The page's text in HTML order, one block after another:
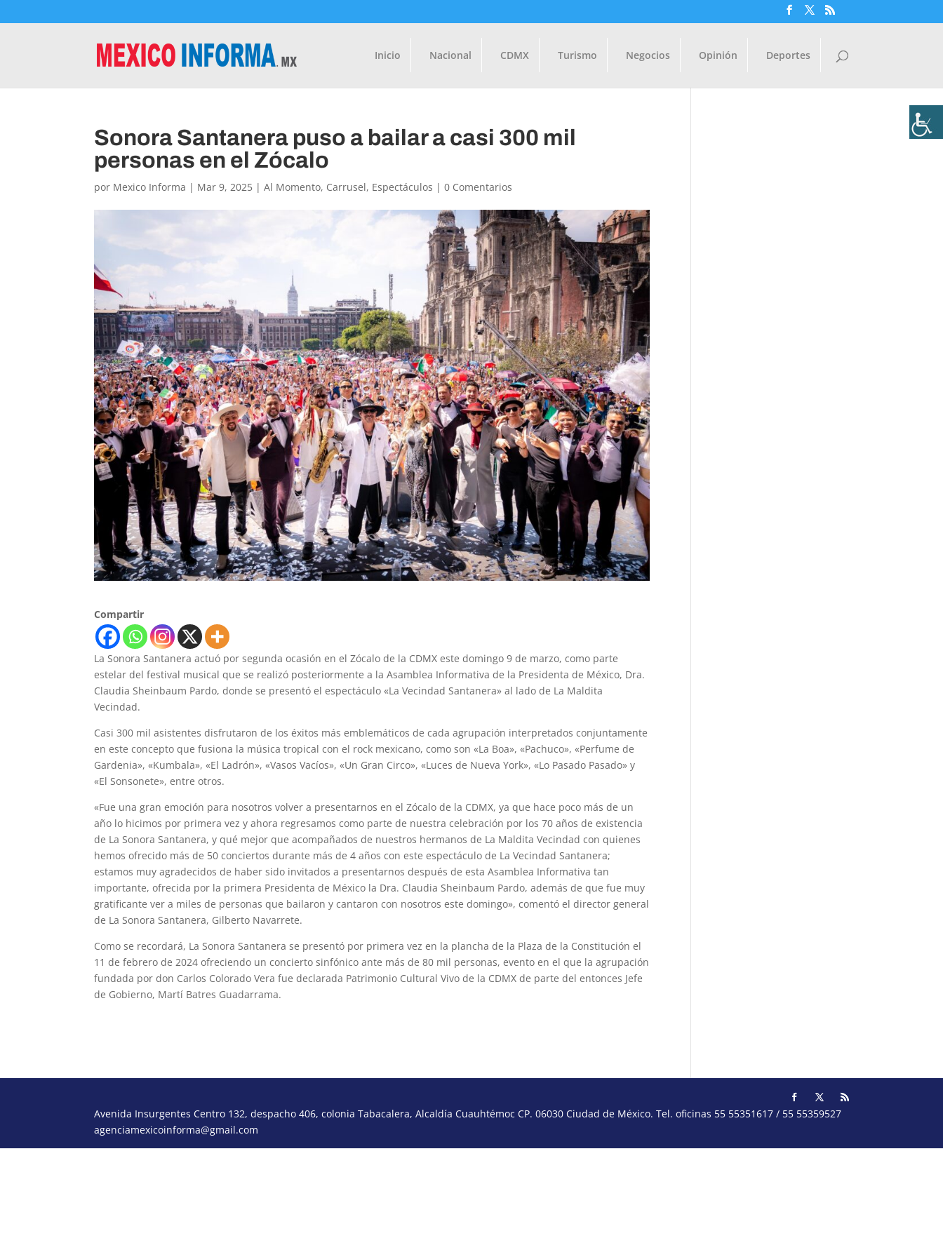
Inicio Nacional CDMX Turismo Negocios Opinión Deportes
Sonora Santanera puso a bailar a casi 300 mil
personas en el Zócalo
por Mexico Informa | Mar 9, 2025 |Al Momento, Carrusel, Espectáculos |0 Comentarios
Compartir
La Sonora Santanera actuó por segunda ocasión en el Zócalo de la CDMX este domingo 9 de marzo, como parte
estelar del festival musical que se realizó posteriormente a la Asamblea Informativa de la Presidenta de México, Dra.
Claudia Sheinbaum Pardo, donde se presentó el espectáculo «La Vecindad Santanera» al lado de La Maldita
Vecindad.
Casi 300 mil asistentes disfrutaron de los éxitos más emblemáticos de cada agrupación interpretados conjuntamente
en este concepto que fusiona la música tropical con el rock mexicano, como son «La Boa», «Pachuco», «Perfume de
Gardenia», «Kumbala», «El Ladrón», «Vasos Vacíos», «Un Gran Circo», «Luces de Nueva York», «Lo Pasado Pasado» y
«El Sonsonete», entre otros.
«Fue una gran emoción para nosotros volver a presentarnos en el Zócalo de la CDMX, ya que hace poco más de un
año lo hicimos por primera vez y ahora regresamos como parte de nuestra celebración por los 70 años de existencia
de La Sonora Santanera, y qué mejor que acompañados de nuestros hermanos de La Maldita Vecindad con quienes
hemos ofrecido más de 50 conciertos durante más de 4 años con este espectáculo de La Vecindad Santanera;
estamos muy agradecidos de haber sido invitados a presentarnos después de esta Asamblea Informativa tan
importante, ofrecida por la primera Presidenta de México la Dra. Claudia Sheinbaum Pardo, además de que fue muy
gratificante ver a miles de personas que bailaron y cantaron con nosotros este domingo», comentó el director general
de La Sonora Santanera, Gilberto Navarrete.
Como se recordará, La Sonora Santanera se presentó por primera vez en la plancha de la Plaza de la Constitución el
11 de febrero de 2024 ofreciendo un concierto sinfónico ante más de 80 mil personas, evento en el que la agrupación
fundada por don Carlos Colorado Vera fue declarada Patrimonio Cultural Vivo de la CDMX de parte del entonces Jefe
de Gobierno, Martí Batres Guadarrama.
Avenida Insurgentes Centro 132, despacho 406, colonia Tabacalera, Alcaldía Cuauhtémoc CP. 06030 Ciudad de México. Tel. oficinas 55 55351617 / 55 55359527
agenciamexicoinforma@gmail.com